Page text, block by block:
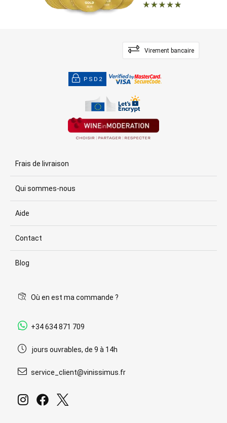
Virement bancaire
PSD2
Frais de livraison
Qui sommes-nous
Aide
Contact
Blog
Où en est ma commande ?
+34 634 871 709
jours ouvrables, de 9 à 14h
service_client@vinissimus.fr